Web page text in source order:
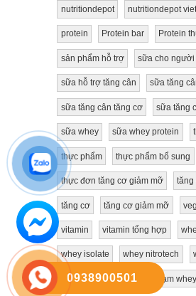
nutritiondepot nutritiondepot
protein Protein bar Protein
sản phẩm hỗ trợ sữa cho người
sữa hỗ trợ tăng cân sữa tăng
sữa tăng cân tăng cơ sữa tăng
sữa whey sữa whey protein
thực phẩm thực phẩm bổ sung
thực đơn tăng cơ giảm mỡ tăng
tăng cơ tăng cơ giảm mỡ
vitamin vitamin tổng hợp
whey isolate whey nitrotech
Đạm thực vật đạm đạm whey
0938900501